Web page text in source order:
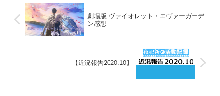
劇場版 ヴァイオレット・エヴァーガーデ
ン感想
【近況報告2020.10】